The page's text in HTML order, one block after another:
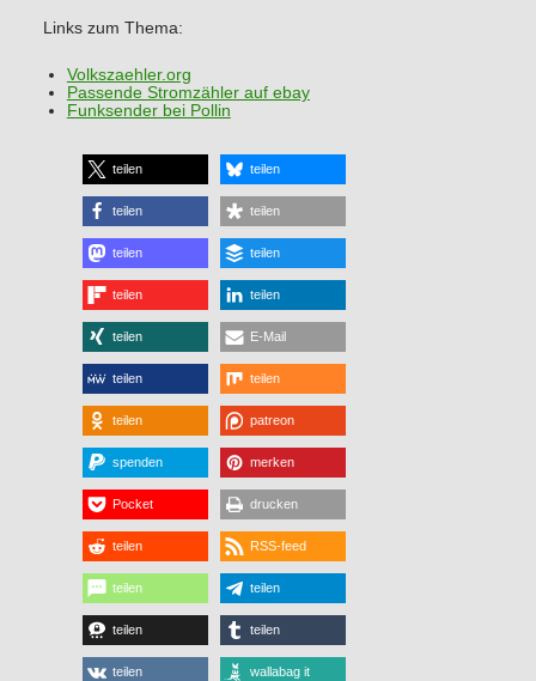
Links zum Thema:
Volkszaehler.org
Passende Stromzähler auf ebay
Funksender bei Pollin
teilen teilen
teilen teilen
teilen teilen
teilen teilen
teilen E-Mail
teilen teilen
teilen patreon
spenden merken
Pocket drucken
teilen RSS-feed
teilen teilen
teilen teilen
teilen wallabag it